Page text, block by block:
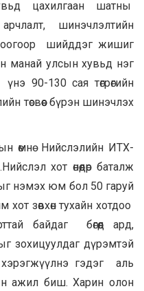
цахилгаан шатны
шинэчлэлтийн
шийддэг жишиг
манай улсын хувьд нэг
90-130 сая төгрөгийн
төсвөөс бүрэн шинэчлэх
өмнө Нийслэлийн ИТХ-
хот өнөөдөр баталж
нэмэх юм бол 50 гаруй
зөвхөн тухайн хотдоо
байдаг бөгөөд ард,
зохицуулдаг дүрэмтэй
гэдэг аль
ажил биш. Харин олон